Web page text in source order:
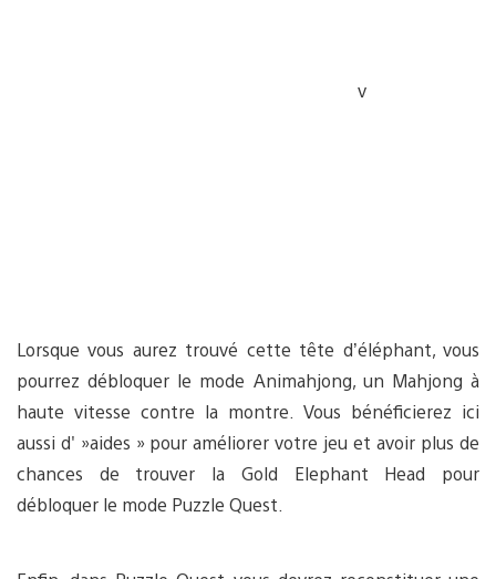
v
Lorsque vous aurez trouvé cette tête d’éléphant, vous
pourrez débloquer le mode Animahjong, un Mahjong à
haute vitesse contre la montre. Vous bénéficierez ici
aussi d' »aides » pour améliorer votre jeu et avoir plus de
chances de trouver la Gold Elephant Head pour
débloquer le mode Puzzle Quest.